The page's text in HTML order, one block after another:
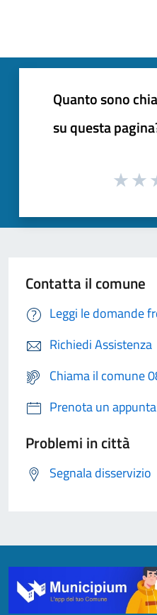
Quanto sono
su questa
Contatta il comune
Leggi le domande
Richiedi Assistenza
Chiama il comune
Prenota un
Problemi in città
Segnala disservizio